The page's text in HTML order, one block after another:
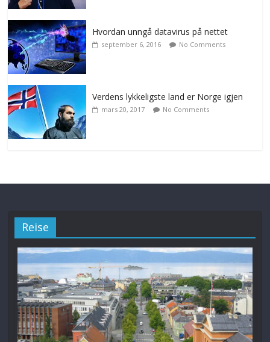
Hvordan unngå datavirus på nettet
september 6, 2016 No Comments
Verdens lykkeligste land er Norge igjen
mars 20, 2017 No Comments
Reise